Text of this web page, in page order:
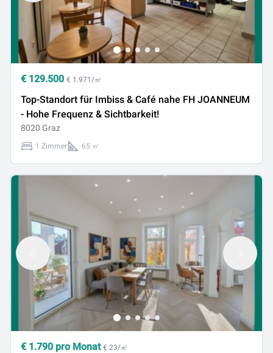
€ 129.500 € 1.971/㎡
Top-Standort für Imbiss & Café nahe FH JOANNEUM
- Hohe Frequenz & Sichtbarkeit!
8020 Graz
1 Zimmer 65 ㎡
€ 1.790 pro Monat € 23/㎡